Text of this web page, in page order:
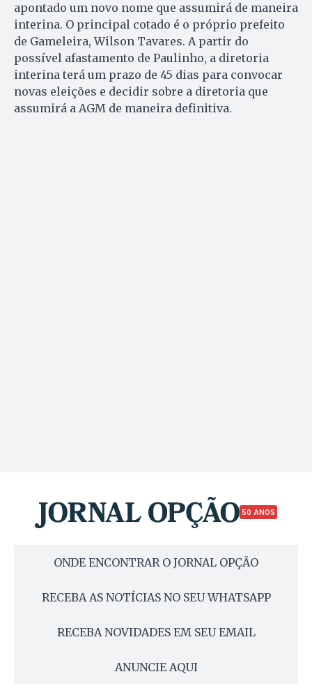
apontado um novo nome que assumirá de maneira
interina. O principal cotado é o próprio prefeito
de Gameleira, Wilson Tavares. A partir do
possível afastamento de Paulinho, a diretoria
interina terá um prazo de 45 dias para convocar
novas eleições e decidir sobre a diretoria que
assumirá a AGM de maneira definitiva.
50 ANOS
ONDE ENCONTRAR O JORNAL OPÇÃO
RECEBA AS NOTÍCIAS NO SEU WHATSAPP
RECEBA NOVIDADES EM SEU EMAIL
ANUNCIE AQUI